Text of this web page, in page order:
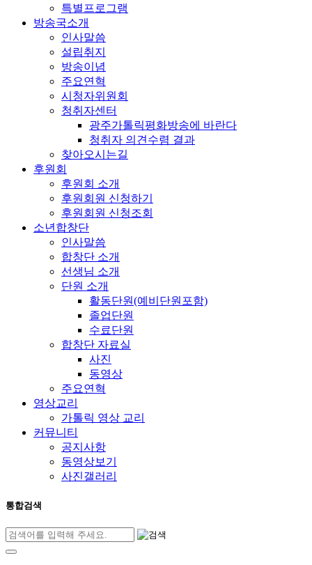
특별프로그램
방송국소개
인사말씀
설립취지
방송이념
주요연혁
시청자위원회
청취자센터
광주가톨릭평화방송에 바란다
청취자 의견수렴 결과
찾아오시는길
후원회
후원회 소개
후원회원 신청하기
후원회원 신청조회
소년합창단
인사말씀
합창단 소개
선생님 소개
단원 소개
활동단원(예비단원포함)
졸업단원
수료단원
합창단 자료실
사진
동영상
주요연혁
영상교리
가톨릭 영상 교리
커뮤니티
공지사항
동영상보기
사진갤러리
통합검색